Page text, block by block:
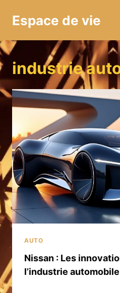
Espace de vie
industrie
AUTO
Nissan : Les
l’industrie automobile